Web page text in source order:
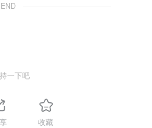
一下吧
收藏